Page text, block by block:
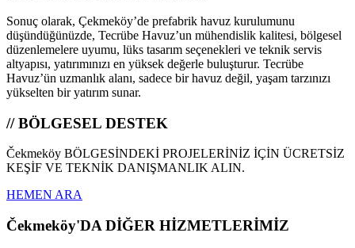
Sonuç olarak, Çekmeköy’de prefabrik havuz kurulumunu
düşündüğünüzde, Tecrübe Havuz’un mühendislik kalitesi, bölgesel
düzenlemelere uyumu, lüks tasarım seçenekleri ve teknik servis
altyapısı, yatırımınızı en yüksek değerle buluşturur. Tecrübe
Havuz’ün uzmanlık alanı, sadece bir havuz değil, yaşam tarzınızı
yükselten bir yatırım sunar.
// BÖLGESEL DESTEK
Čekmeköy BÖLGESİNDEKİ PROJELERİNİZ İÇİN ÜCRETSİZ
KEŞİF VE TEKNİK DANIŞMANLIK ALIN.
HEMEN ARA
Čekmeköy'DA DİĞER HİZMETLERİMİZ